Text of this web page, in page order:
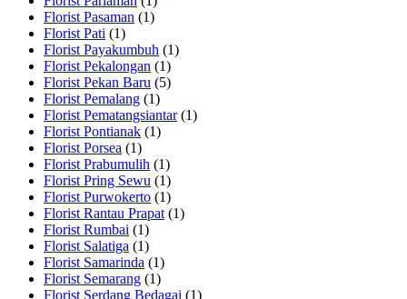
Florist Pasaman (1)
Florist Pati (1)
Florist Payakumbuh (1)
Florist Pekalongan (1)
Florist Pekan Baru (5)
Florist Pemalang (1)
Florist Pematangsiantar(1)
Florist Pontianak (1)
Florist Porsea (1)
Florist Prabumulih (1)
Florist Pring Sewu (1)
Florist Purwokerto (1)
Florist Rantau Prapat (1)
Florist Rumbai (1)
Florist Salatiga (1)
Florist Samarinda (1)
Florist Semarang (1)
Florist Serdang Bedagai (1)